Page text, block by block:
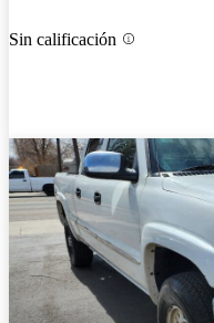
Sin calificación